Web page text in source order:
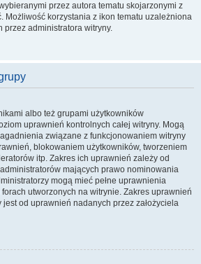
przez autora tematu skojarzonymi z
Możliwość korzystania z ikon tematu uzależniona
administratora witryny.
albo też grupami użytkowników
uprawnień kontrolnych całej witryny. Mogą
związane z funkcjonowaniem witryny
blokowaniem użytkowników, tworzeniem
itp. Zakres ich uprawnień zależy od
mających prawo nominowania
mogą mieć pełne uprawnienia
utworzonych na witrynie. Zakres uprawnień
od uprawnień nadanych przez założyciela